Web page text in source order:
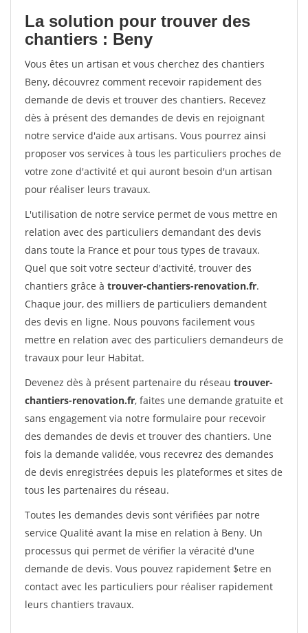
La solution pour trouver des
chantiers : Beny
Vous êtes un artisan et vous cherchez des chantiers
Beny, découvrez comment recevoir rapidement des
demande de devis et trouver des chantiers. Recevez
dès à présent des demandes de devis en rejoignant
notre service d'aide aux artisans. Vous pourrez ainsi
proposer vos services à tous les particuliers proches de
votre zone d'activité et qui auront besoin d'un artisan
pour réaliser leurs travaux.
L'utilisation de notre service permet de vous mettre en
relation avec des particuliers demandant des devis
dans toute la France et pour tous types de travaux.
Quel que soit votre secteur d'activité, trouver des
chantiers grâce à trouver-chantiers-renovation.fr.
Chaque jour, des milliers de particuliers demandent
des devis en ligne. Nous pouvons facilement vous
mettre en relation avec des particuliers demandeurs de
travaux pour leur Habitat.
Devenez dès à présent partenaire du réseau trouver-
chantiers-renovation.fr, faites une demande gratuite et
sans engagement via notre formulaire pour recevoir
des demandes de devis et trouver des chantiers. Une
fois la demande validée, vous recevrez des demandes
de devis enregistrées depuis les plateformes et sites de
tous les partenaires du réseau.
Toutes les demandes devis sont vérifiées par notre
service Qualité avant la mise en relation à Beny. Un
processus qui permet de vérifier la véracité d'une
demande de devis. Vous pouvez rapidement $etre en
contact avec les particuliers pour réaliser rapidement
leurs chantiers travaux.